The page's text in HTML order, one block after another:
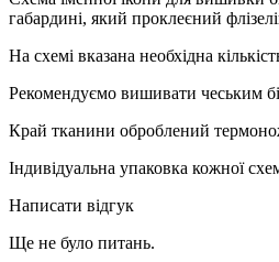
габардині, який проклеєний
На схемі вказана необхідна
Рекомендуємо вишивати чеським
Край тканини оброблений
Індивідуальна упаковка кожної
Написати відгук
Ще не було питань.